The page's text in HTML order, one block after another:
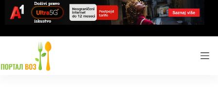
content